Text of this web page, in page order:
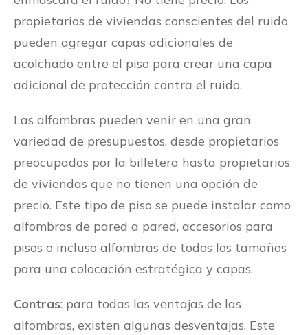
propietarios de viviendas conscientes del ruido
pueden agregar capas adicionales de
acolchado entre el piso para crear una capa
adicional de protección contra el ruido.
Las alfombras pueden venir en una gran
variedad de presupuestos, desde propietarios
preocupados por la billetera hasta propietarios
de viviendas que no tienen una opción de
precio. Este tipo de piso se puede instalar como
alfombras de pared a pared, accesorios para
pisos o incluso alfombras de todos los tamaños
para una colocación estratégica y capas.
Contras: para todas las ventajas de las
alfombras, existen algunas desventajas. Este